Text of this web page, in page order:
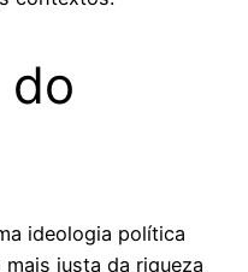
do
ideologia política
justa da riqueza